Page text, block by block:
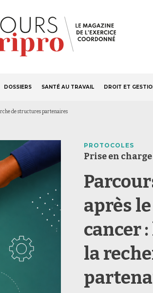
S'ABONNER
principale
DOSSIERS SANTÉ AU TRAVAIL DROIT ET
de structures partenaires
PROTOCOLES
Prise en charge
après
cancer
la